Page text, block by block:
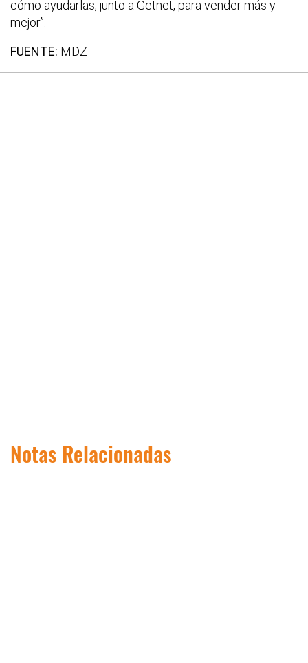
cómo ayudarlas, junto a Getnet, para vender más y
mejor”.
FUENTE: MDZ
Notas Relacionadas